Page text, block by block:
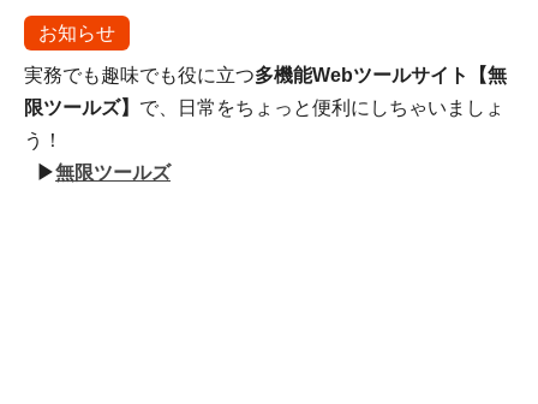
お知らせ
実務でも趣味でも役に立つ多機能Webツールサイト【無
限ツールズ】 で、日常をちょっと便利にしちゃいましょ
う！
▶無限ツールズ